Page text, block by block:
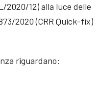
2020/12) alla luce delle
2020 (CRR Quick-fix)
riguardano: